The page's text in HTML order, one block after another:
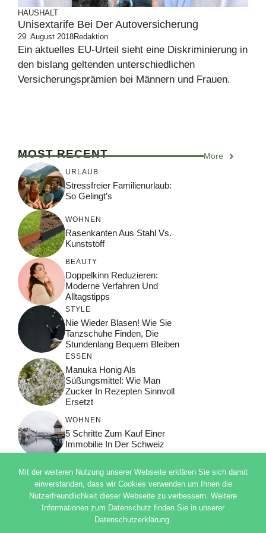
HAUSHALT
Unisextarife Bei Der Autoversicherung
29. August 2018Redaktion
Ein aktuelles EU-Urteil sieht eine Diskriminierung in
den bislang geltenden unterschiedlichen
Versicherungsprämien bei Männern und Frauen.
MOST RECENT More
URLAUB
Stressfreier Familienurlaub:
So Gelingt’s
WOHNEN
Rasenkanten Aus Stahl Vs.
Kunststoff
BEAUTY
Doppelkinn Reduzieren:
Moderne Verfahren Und
Alltagstipps
STYLE
Nie Wieder Blasen! Wie Sie
Tanzschuhe Finden, Die
Stundenlang Bequem Bleiben
ESSEN
Manuka Honig Als
Süßungsmittel: Wie Man
Zucker In Rezepten Sinnvoll
Ersetzt
WOHNEN
5 Schritte Zum Kauf Einer
Immobilie In Der Schweiz
© 2026 ADSIMPLE
DATENSCHUTZERKLÄRUNG
Mit der weiteren Nutzung unserer Webseite erklären Sie sich damit
einverstanden, dass wir Cookies verwenden um Ihnen die
Nutzerfreundlichkeit dieser Webseite zu verbessern. Weitere
Informationen zum Datenschutz finden Sie in unserer
Datenschutzerklärung.